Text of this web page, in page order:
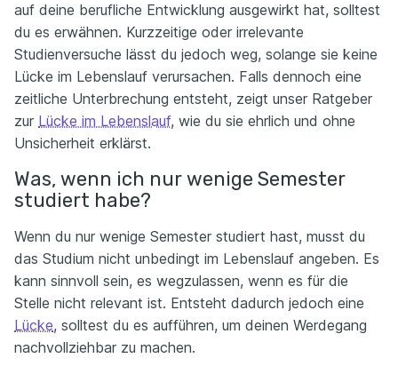
auf deine berufliche Entwicklung ausgewirkt hat, solltest
du es erwähnen. Kurzzeitige oder irrelevante
Studienversuche lässt du jedoch weg, solange sie keine
Lücke im Lebenslauf verursachen. Falls dennoch eine
zeitliche Unterbrechung entsteht, zeigt unser Ratgeber
zur Lücke im Lebenslauf, wie du sie ehrlich und ohne
Unsicherheit erklärst.
Was, wenn ich nur wenige Semester
studiert habe?
Wenn du nur wenige Semester studiert hast, musst du
das Studium nicht unbedingt im Lebenslauf angeben. Es
kann sinnvoll sein, es wegzulassen, wenn es für die
Stelle nicht relevant ist. Entsteht dadurch jedoch eine
Lücke, solltest du es aufführen, um deinen Werdegang
nachvollziehbar zu machen.